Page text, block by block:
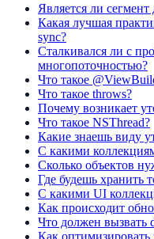
Является ли
Какая лучшая
sync?
Сталкивался ли с
многопоточностью?
Что такое
Что такое throws?
Почему возникает
Что такое NSThread?
Какие знаешь виду
С какими
Сколько объектов
Где будешь хранить
С какими UI
Как происходит
Что должен вызвать
Как оптимизировать